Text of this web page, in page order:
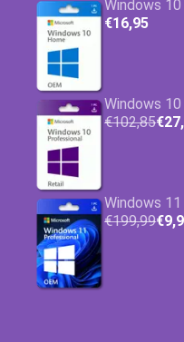
Windows
€16,95
Windows
€102,85
Windows
€199,99